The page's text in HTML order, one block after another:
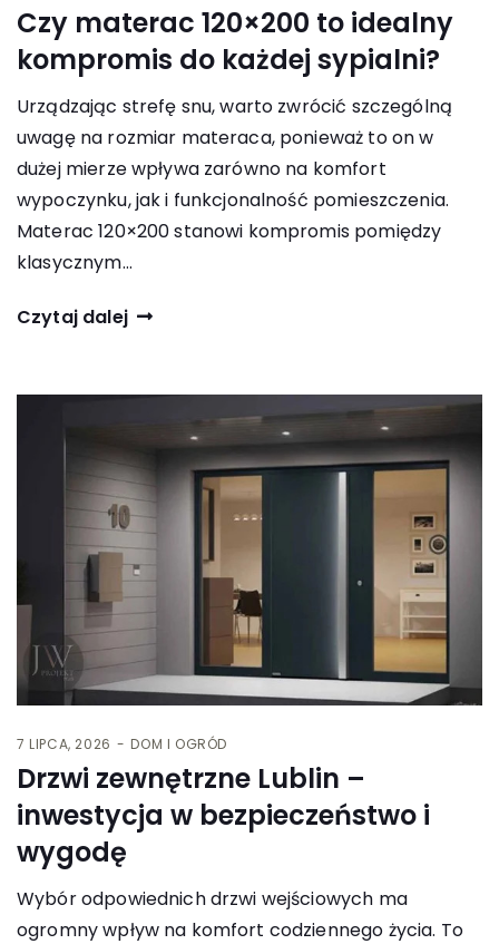
Czy materac 120×200 to idealny
kompromis do każdej sypialni?
Urządzając strefę snu, warto zwrócić szczególną
uwagę na rozmiar materaca, ponieważ to on w
dużej mierze wpływa zarówno na komfort
wypoczynku, jak i funkcjonalność pomieszczenia.
Materac 120×200 stanowi kompromis pomiędzy
klasycznym…
Czytaj dalej
7 LIPCA, 2026 DOM I OGRÓD
Drzwi zewnętrzne Lublin –
inwestycja w bezpieczeństwo i
wygodę
Wybór odpowiednich drzwi wejściowych ma
ogromny wpływ na komfort codziennego życia. To